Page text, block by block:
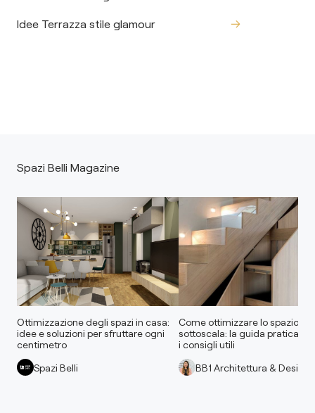
Idee Terrazza stile glamour
Spazi Belli Magazine
Ottimizzazione degli spazi in casa:
idee e soluzioni per sfruttare ogni
centimetro
Spazi Belli
Come ottimizzare lo spazio
sottoscala: la guida pratica
i consigli utili
BB1 Architettura & Design